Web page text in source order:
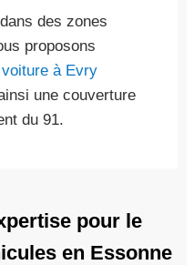
des zones
proposons
à Evry
une couverture
du 91.
pour le
en Essonne